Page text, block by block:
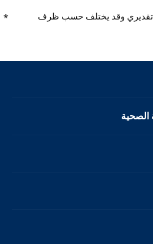
تقديري وقد يختلف حسب ظرف
الصحية